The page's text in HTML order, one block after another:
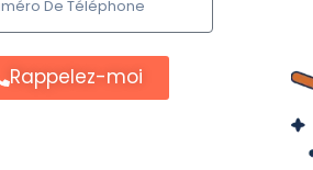
Rappelez-moi